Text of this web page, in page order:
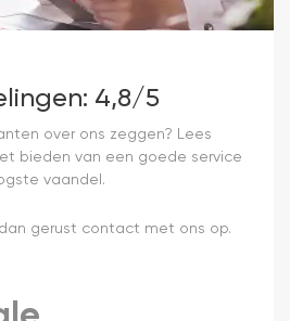
4,8/5
over ons zeggen? Lees
bieden van een goede service
vaandel.
gerust contact met ons op.